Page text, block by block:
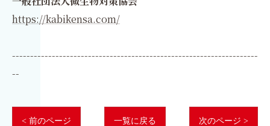
https://kabikensa.com/
--------------------------------------------------------------------
--
< 前のページ 一覧に戻る 次のページ >